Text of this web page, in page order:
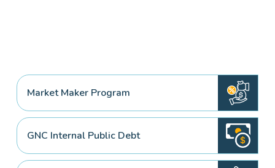
Market Maker Program
GNC Internal Public Debt